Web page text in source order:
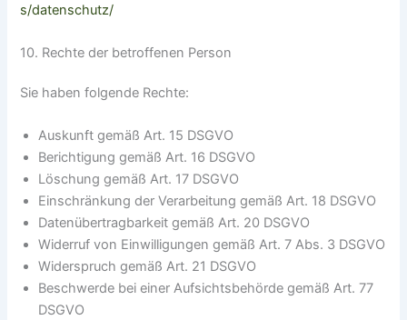
s/datenschutz/
10. Rechte der betroffenen Person
Sie haben folgende Rechte:
Auskunft gemäß Art. 15 DSGVO
Berichtigung gemäß Art. 16 DSGVO
Löschung gemäß Art. 17 DSGVO
Einschränkung der Verarbeitung gemäß Art. 18 DSGVO
Datenübertragbarkeit gemäß Art. 20 DSGVO
Widerruf von Einwilligungen gemäß Art. 7 Abs. 3 DSGVO
Widerspruch gemäß Art. 21 DSGVO
Beschwerde bei einer Aufsichtsbehörde gemäß Art. 77
DSGVO